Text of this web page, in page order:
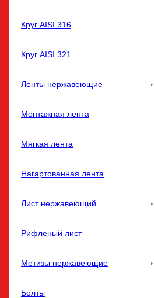
Круг AISI 316
Круг AISI 321
Ленты нержавеющие
Монтажная лента
Мягкая лента
Нагартованная лента
Лист нержавеющий
Рифленый лист
Метизы нержавеющие
Болты